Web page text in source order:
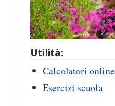
Utilità:
Calcolatori online
Esercizi scuola